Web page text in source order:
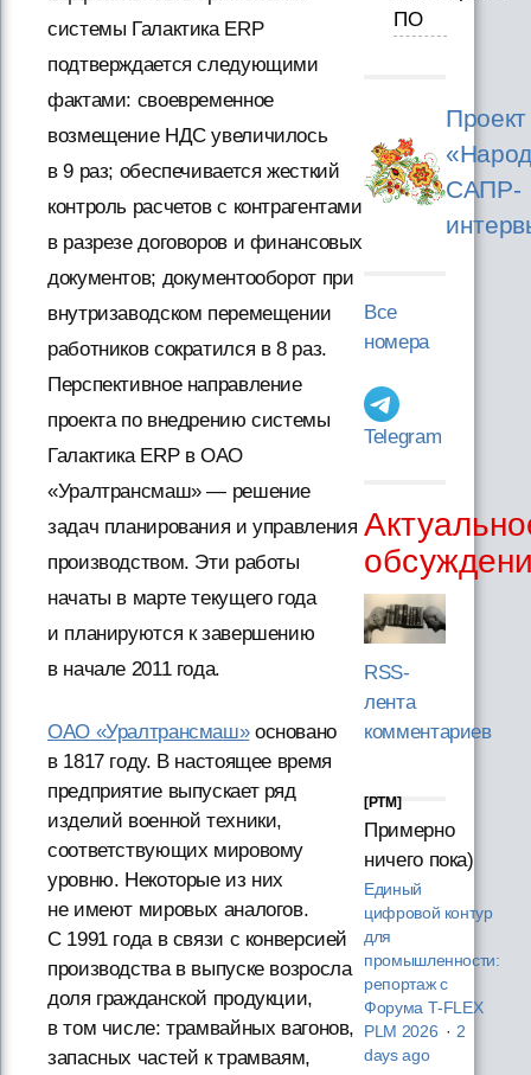
системы Галактика ERP
подтверждается следующими
фактами: своевременное
возмещение НДС увеличилось
в 9 раз; обеспечивается жесткий
контроль расчетов с контрагентами
в разрезе договоров и финансовых
документов; документооборот при
внутризаводском перемещении
работников сократился в 8 раз.
Перспективное направление
проекта по внедрению системы
Галактика ERP в ОАО
«Уралтрансмаш» — решение
задач планирования и управления
производством. Эти работы
начаты в марте текущего года
и планируются к завершению
в начале 2011 года.
ОАО «Уралтрансмаш»основано
в 1817 году. В настоящее время
предприятие выпускает ряд
изделий военной техники,
соответствующих мировому
уровню. Некоторые из них
не имеют мировых аналогов.
С 1991 года в связи с конверсией
производства в выпуске возросла
доля гражданской продукции,
в том числе: трамвайных вагонов,
запасных частей к трамваям,
ПО
Проект
САПР-
Все
номера
Telegram
RSS-
лента
комментариев
[PTM]
Примерно
ничего пока)
Единый
цифровой контур
для
промышленности:
репортаж с
Форума T‑FLEX
PLM 2026 · 2
days ago